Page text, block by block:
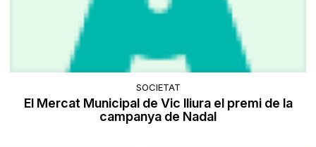
SOCIETAT
El Mercat Municipal de Vic lliura el premi de la
campanya de Nadal